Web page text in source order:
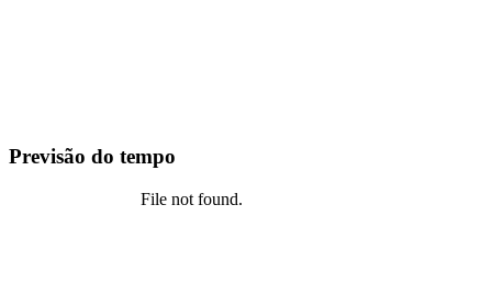
Previsão do tempo